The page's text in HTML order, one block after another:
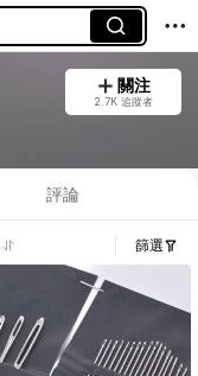
關注
2.7K 追蹤者
評論
篩選